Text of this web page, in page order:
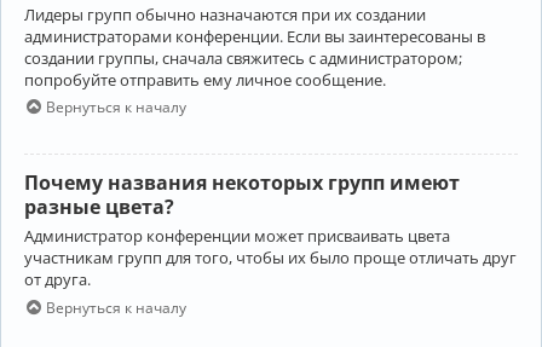
Лидеры групп обычно назначаются при их создании
администраторами конференции. Если вы заинтересованы в
создании группы, сначала свяжитесь с администратором;
попробуйте отправить ему личное сообщение.
Вернуться к началу
Почему названия некоторых групп имеют
разные цвета?
Администратор конференции может присваивать цвета
участникам групп для того, чтобы их было проще отличать друг
от друга.
Вернуться к началу